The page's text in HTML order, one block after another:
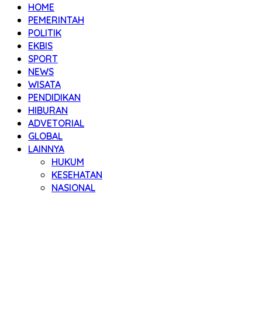
HOME
PEMERINTAH
POLITIK
EKBIS
SPORT
NEWS
WISATA
PENDIDIKAN
HIBURAN
ADVETORIAL
GLOBAL
LAINNYA
HUKUM
KESEHATAN
NASIONAL